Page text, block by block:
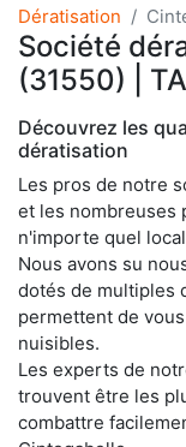
Dératisation
Société
(31550) |
Découvrez les
dératisation
Les pros de notre
et les nombreuses
n'importe quel
Nous avons su
dotés de multiples
permettent de
nuisibles.
Les experts de
trouvent être les
combattre